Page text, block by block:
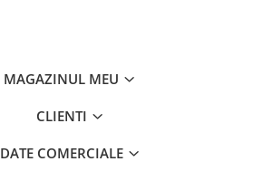
MAGAZINUL MEU
CLIENTI
DATE COMERCIALE